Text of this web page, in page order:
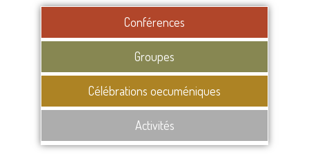
Conférences
Groupes
Célébrations oecuméniques
Activités